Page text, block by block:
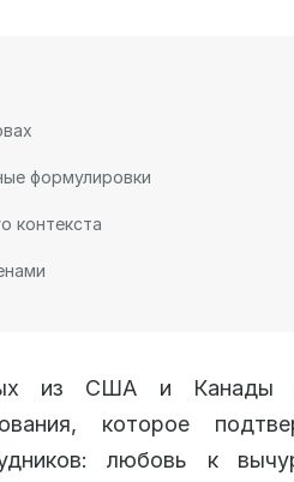
формулировки
контекста
из США и Канады
которое
любовь к